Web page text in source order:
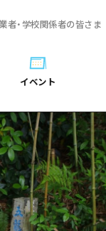
者・学校関係者の皆さま
弾丸
日帰り
半日
1泊2日
広島市周辺
安芸
備後
備北
イベント
Fi
行者向け情報一覧
動画でご紹介！
ード